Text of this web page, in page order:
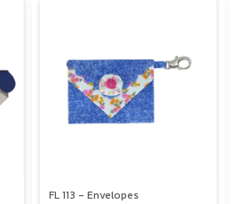
FL 113 - Envelopes